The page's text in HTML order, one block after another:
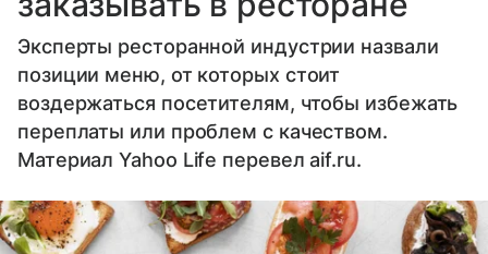
Эксперты ресторанной индустрии назвали
позиции меню, от которых стоит
воздержаться посетителям, чтобы избежать
переплаты или проблем с качеством.
Материал Yahoo Life перевел aif.ru.